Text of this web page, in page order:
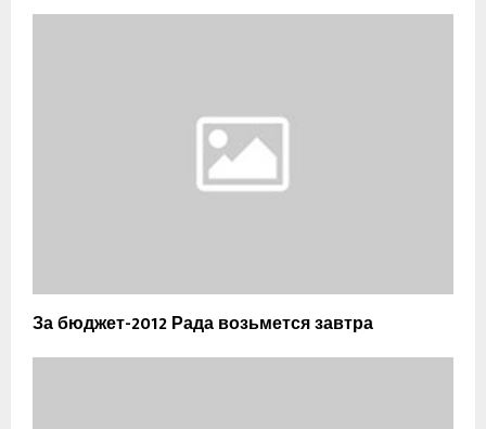
За бюджет-2012 Рада возьмется завтра